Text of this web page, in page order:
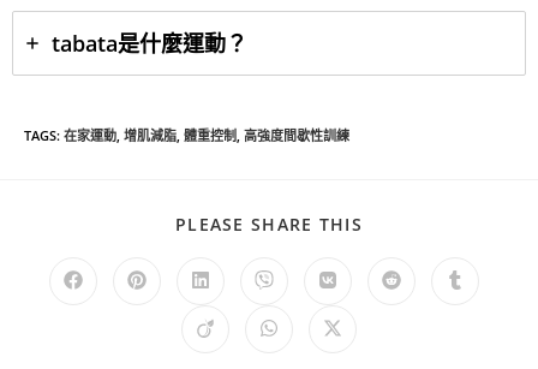
tabata是什麼運動？
TAGS: 在家運動 增肌減脂 體重控制 高強度間歇性訓練
PLEASE SHARE THIS